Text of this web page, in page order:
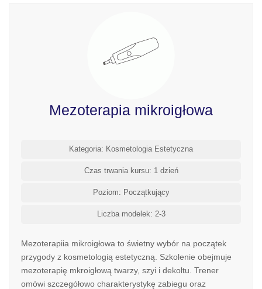
Mezoterapia mikroigłowa
Kategoria: Kosmetologia Estetyczna
Czas trwania kursu: 1 dzień
Poziom: Początkujący
Liczba modelek: 2-3
Mezoterapiia mikroigłowa to świetny wybór na początek
przygody z kosmetologią estetyczną. Szkolenie obejmuje
mezoterapię mkroigłową twarzy, szyi i dekoltu. Trener
omówi szczegółowo charakterystykę zabiegu oraz